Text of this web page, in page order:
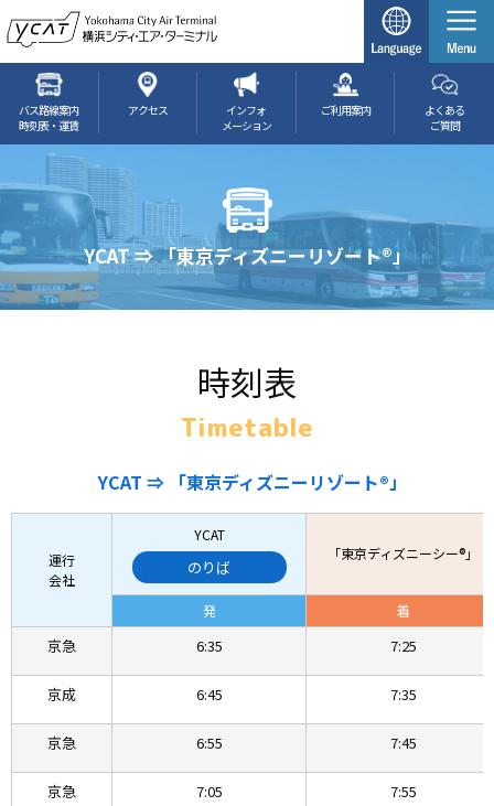
バス路線案内
時刻表・運賃
アクセス
インフォ
メーション
ご利用案内
よくある
ご質問
YCAT ⇒ 「東京ディズニーリゾート®」
時刻表
Timetable
YCAT ⇒ 「東京ディズニーリゾート®」
運行
会社
YCAT
のりば
「東京ディズニーシー®」
発 着
京急 6:35 7:25
京成 6:45 7:35
京急 6:55 7:45
京急 7:05 7:55